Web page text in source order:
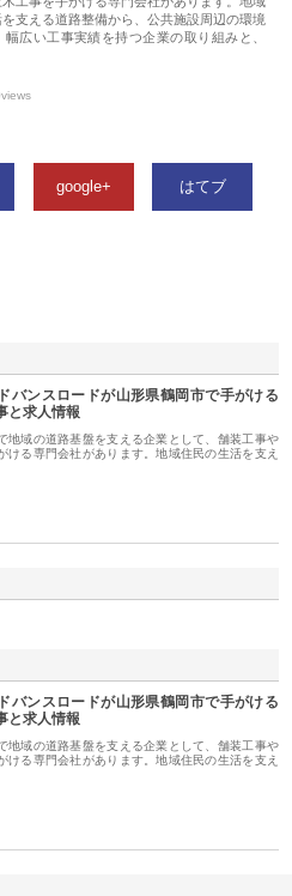
支える道路整備から、公共施設周辺の環境
幅広い工事実績を持つ企業の取り組みと、
google+ はてブ
バンスロードが山形県鶴岡市で手がける
と求人情報
地域の道路基盤を支える企業として、舗装工事や
ける専門会社があります。地域住民の生活を支え
バンスロードが山形県鶴岡市で手がける
と求人情報
地域の道路基盤を支える企業として、舗装工事や
ける専門会社があります。地域住民の生活を支え